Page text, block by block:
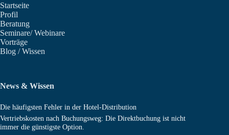
Startseite
Profil
Beratung
Seminare/ Webinare
Vorträge
Blog / Wissen
News & Wissen
Die häufigsten Fehler in der Hotel-Distribution
Vertriebskosten nach Buchungsweg: Die Direktbuchung ist nicht
immer die günstigste Option.